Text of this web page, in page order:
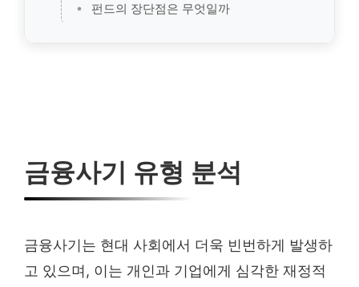
펀드의 장단점은 무엇일까
금융사기 유형 분석
금융사기는 현대 사회에서 더욱 빈번하게 발생하
고 있으며, 이는 개인과 기업에게 심각한 재정적